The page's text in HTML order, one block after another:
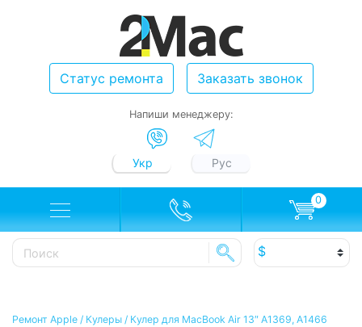
Статус ремонта Заказать звонок
Напиши менеджеру:
Укр Рус
0
Ремонт Apple / Кулеры / Кулер для MacBook Air 13″ A1369, A1466